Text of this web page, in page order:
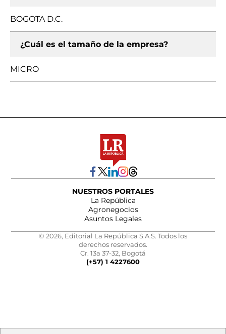
BOGOTA D.C.
¿Cuál es el tamaño de la empresa?
MICRO
NUESTROS PORTALES
La República
Agronegocios
Asuntos Legales
© 2026, Editorial La República S.A.S. Todos los
derechos reservados.
Cr. 13a 37-32, Bogotá
(+57) 1 4227600